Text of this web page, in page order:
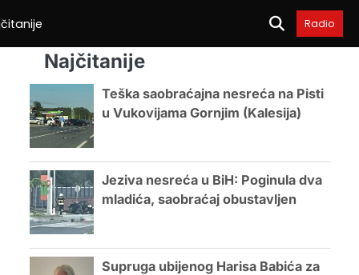
Radio
Najčitanije
Teška saobraćajna nesreća na Pisti
u Vukovijama Gornjim (Kalesija)
Jeziva nesreća u BiH: Poginula dva
mladića, saobraćaj obustavljen
Supruga ubijenog Harisa Babića za